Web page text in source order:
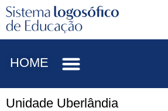
HOME
Unidade Uberlândia